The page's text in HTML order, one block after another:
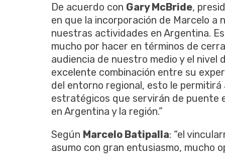
De acuerdo con Gary McBride,
en que la incorporación de Marcelo
nuestras actividades en Argentina.
mucho por hacer en términos de
audiencia de nuestro medio y el
excelente combinación entre su
del entorno regional, esto le
estratégicos que servirán de puente
en Argentina y la región.”
Según Marcelo Batipalla: “el
asumo con gran entusiasmo, mucho